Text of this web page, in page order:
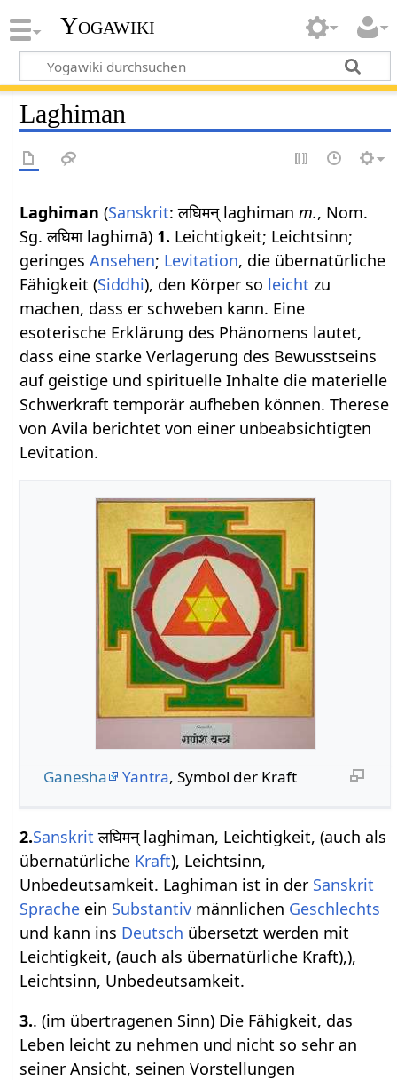
Yogawiki
Laghiman
Laghiman (Sanskrit: लघिमन् laghimanm., Nom.
Sg. लघिमा laghimā) 1. Leichtigkeit; Leichtsinn;
geringesAnsehen; Levitation, die übernatürliche
Fähigkeit (Siddhi), den Körper so leicht zu
machen, dass er schweben kann. Eine
esoterische Erklärung des Phänomens lautet,
dass eine starke Verlagerung des Bewusstseins
auf geistige und spirituelle Inhalte die materielle
Schwerkraft temporär aufheben können. Therese
von Avila berichtet von einer unbeabsichtigten
Levitation.
Ganesha Yantra, Symbol der Kraft
2.Sanskrit लघिमन् laghiman, Leichtigkeit, (auch als
übernatürliche Kraft), Leichtsinn,
Unbedeutsamkeit. Laghiman ist in der Sanskrit
Sprache ein Substantiv männlichen Geschlechts
und kann ins Deutsch übersetzt werden mit
Leichtigkeit, (auch als übernatürliche Kraft),),
Leichtsinn, Unbedeutsamkeit.
3.. (im übertragenen Sinn) Die Fähigkeit, das
Leben leicht zu nehmen und nicht so sehr an
seiner Ansicht, seinen Vorstellungen